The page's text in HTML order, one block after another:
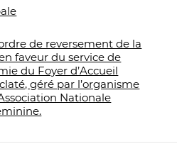
de reversement de la
faveur du service de
du Foyer d’Accueil
géré par l’organisme
Nationale